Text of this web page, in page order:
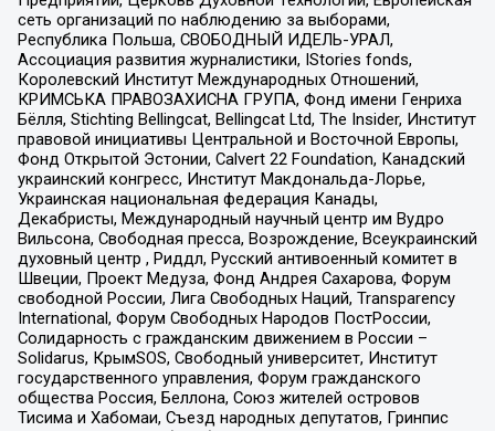
сеть организаций по наблюдению за выборами,
Республика Польша, СВОБОДНЫЙ ИДЕЛЬ-УРАЛ,
Ассоциация развития журналистики, IStories fonds,
Королевский Институт Международных Отношений,
КРИМСЬКА ПРАВОЗАХИСНА ГРУПА, Фонд имени Генриха
Бёлля, Stichting Bellingcat, Bellingcat Ltd, The Insider, Институт
правовой инициативы Центральной и Восточной Европы,
Фонд Открытой Эстонии, Calvert 22 Foundation, Канадский
украинский конгресс, Институт Макдональда-Лорье,
Украинская национальная федерация Канады,
Декабристы, Международный научный центр им Вудро
Вильсона, Свободная пресса, Возрождение, Всеукраинский
духовный центр , Риддл, Русский антивоенный комитет в
Швеции, Проект Медуза, Фонд Андрея Сахарова, Форум
свободной России, Лига Свободных Наций, Transparеncy
International, Форум Свободных Народов ПостРоссии,
Солидарность с гражданским движением в России –
Solidarus, КрымSOS, Свободный университет, Институт
государственного управления, Форум гражданского
общества Россия, Беллона, Союз жителей островов
Тисима и Хабомаи, Съезд народных депутатов, Гринпис